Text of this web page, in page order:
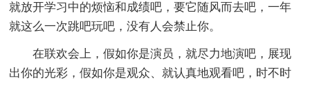
就放开学习中的烦恼和成绩吧，要它随风而去吧，一年
就这么一次跳吧玩吧，没有人会禁止你。
在联欢会上，假如你是演员，就尽力地演吧，展现
出你的光彩，假如你是观众、就认真地观看吧，时不时